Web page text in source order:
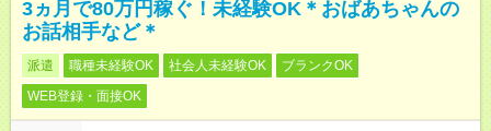
3ヵ月で80万円稼ぐ！未経験OK＊おばあちゃんの
お話相手など＊
派遣 職種未経験OK 社会人未経験OK
ブランクOK
WEB登録・面接OK